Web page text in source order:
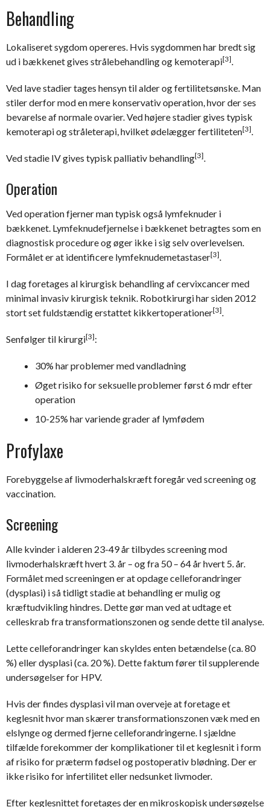
Behandling
Lokaliseret sygdom opereres. Hvis sygdommen har bredt sig
ud i bækkenet gives strålebehandling og kemoterapi[3].
Ved lave stadier tages hensyn til alder og fertilitetsønske. Man
stiler derfor mod en mere konservativ operation, hvor der ses
bevarelse af normale ovarier. Ved højere stadier gives typisk
kemoterapi og stråleterapi, hvilket ødelægger fertiliteten[3].
Ved stadie IV gives typisk palliativ behandling[3].
Operation
Ved operation fjerner man typisk også lymfeknuder i
bækkenet. Lymfeknudefjernelse i bækkenet betragtes som en
diagnostisk procedure og øger ikke i sig selv overlevelsen.
Formålet er at identificere lymfeknudemetastaser[3].
I dag foretages al kirurgisk behandling af cervixcancer med
minimal invasiv kirurgisk teknik. Robotkirurgi har siden 2012
stort set fuldstændig erstattet kikkertoperationer[3].
Senfølger til kirurgi[3]:
30% har problemer med vandladning
Øget risiko for seksuelle problemer først 6 mdr efter
operation
10-25% har variende grader af lymfødem
Profylaxe
Forebyggelse af livmoderhalskræft foregår ved screening og
vaccination.
Screening
Alle kvinder i alderen 23-49 år tilbydes screening mod
livmoderhalskræft hvert 3. år – og fra 50 – 64 år hvert 5. år.
Formålet med screeningen er at opdage celleforandringer
(dysplasi) i så tidligt stadie at behandling er mulig og
kræftudvikling hindres. Dette gør man ved at udtage et
celleskrab fra transformationszonen og sende dette til analyse.
Lette celleforandringer kan skyldes enten betændelse (ca. 80
%) eller dysplasi (ca. 20 %). Dette faktum fører til supplerende
undersøgelser for HPV.
Hvis der findes dysplasi vil man overveje at foretage et
keglesnit hvor man skærer transformationszonen væk med en
elslynge og dermed fjerne celleforandringerne. I sjældne
tilfælde forekommer der komplikationer til et keglesnit i form
af risiko for præterm fødsel og postoperativ blødning. Der er
ikke risiko for infertilitet eller nedsunket livmoder.
Efter keglesnittet foretages der en mikroskopisk undersøgelse